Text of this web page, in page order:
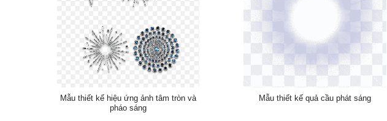
Mẫu thiết kế hiệu ứng ảnh tâm tròn và
pháo sáng
Mẫu thiết kế quả cầu phát sáng